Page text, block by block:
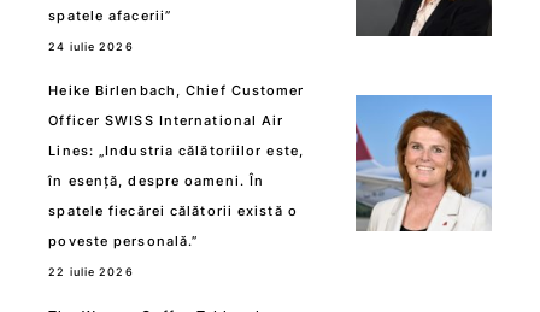
spatele afacerii”
24 iulie 2026
Heike Birlenbach, Chief Customer
Officer SWISS International Air
Lines: „Industria călătoriilor este,
în esență, despre oameni. În
spatele fiecărei călătorii există o
poveste personală.”
22 iulie 2026